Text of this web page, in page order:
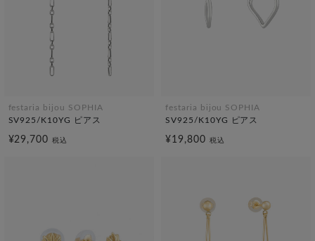
festaria bijou SOPHIA
SV925/K10YG ピアス
¥29,700税込
festaria bijou SOPHIA
SV925/K10YG ピアス
¥19,800 税込